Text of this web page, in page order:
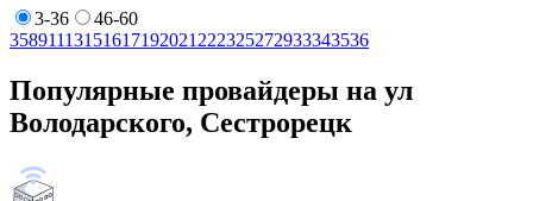
3-36
46-60
35891113151617192021 222325272933343536
Популярные провайдеры на ул
Володарского, Сестрорецк